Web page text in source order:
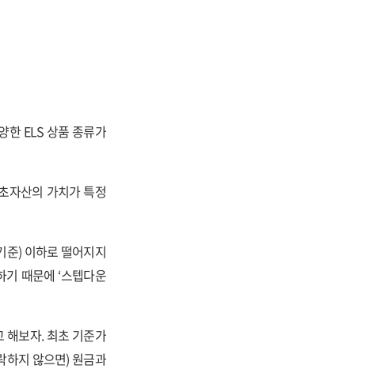
한 ELS 상품 종류가
자산의 가치가 특정
준) 이하로 떨어지지
때문에 ‘스텝다운
해보자. 최초 기준가
하지 않으면) 원금과